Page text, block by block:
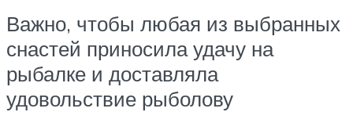
Важно, чтобы любая из выбранных
снастей приносила удачу на
рыбалке и доставляла
удовольствие рыболову